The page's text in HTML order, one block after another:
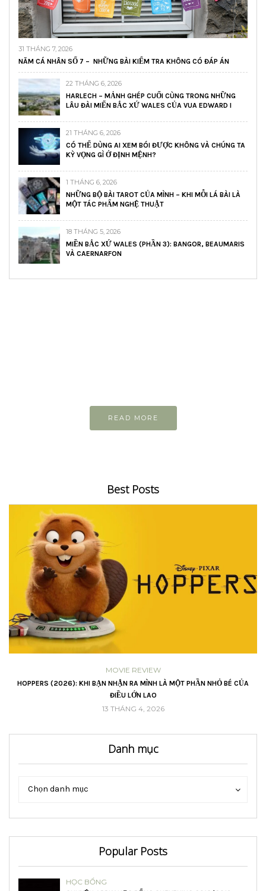
31 THÁNG 7, 2026
NĂM CÁ NHÂN SỐ 7 – NHỮNG BÀI KIỂM TRA KHÔNG CÓ ĐÁP ÁN
22 THÁNG 6, 2026
HARLECH – MẢNH GHÉP CUỐI CÙNG TRONG NHỮNG
LÂU ĐÀI MIẾN BẮC XỨ WALES CỦA VUA EDWARD I
21 THÁNG 6, 2026
CÓ THỂ DÙNG AI XEM BÓI ĐƯỢC KHÔNG VÀ CHÚNG TA
KỲ VỌNG GÌ Ở ĐỊNH MỆNH?
1 THÁNG 6, 2026
NHỮNG BỘ BÀI TAROT CỦA MÌNH – KHI MỖI LÁ BÀI LÀ
MỘT TÁC PHẨM NGHỆ THUẬT
18 THÁNG 5, 2026
MIỀN BẮC XỨ WALES (PHẦN 3): BANGOR, BEAUMARIS
VÀ CAERNARFON
READ MORE
Best Posts
MOVIE REVIEW
HOPPERS (2026): KHI BẠN NHẬN RA MÌNH LÀ MỘT PHẦN NHỎ BÉ CỦA
ĐIỀU LỚN LAO
13 THÁNG 4, 2026
Danh mục
Danh
Chọn danh mục
Danh
Popular Posts
HỌC BỔNG